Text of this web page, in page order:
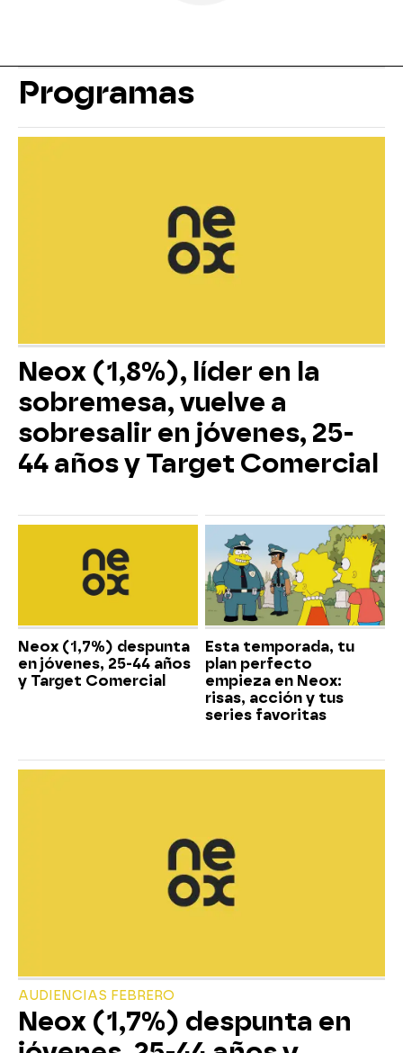
Programas
Neox (1,8%), líder en la
sobremesa, vuelve a
sobresalir en jóvenes, 25-
44 años y Target Comercial
Neox (1,7%) despunta
en jóvenes, 25-44 años
y Target Comercial
Esta temporada, tu
plan perfecto
empieza en Neox:
risas, acción y tus
series favoritas
AUDIENCIAS FEBRERO
Neox (1,7%) despunta en